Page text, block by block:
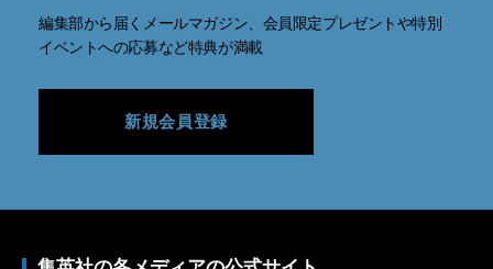
編集部から届くメールマガジン、会員限定プレゼントや特別
イベントへの応募など特典が満載
新規会員登録